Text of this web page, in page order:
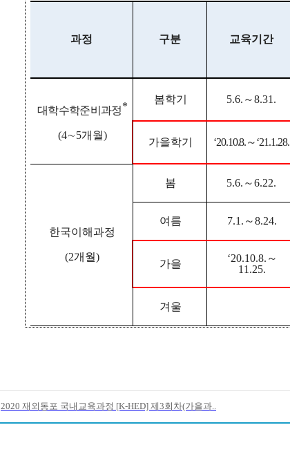
과정 구분 교육기간
대학수학준비과정*
(4∼5개월)
봄학기 5.6. ～8.31.
가을학기 ‘20.10.8.～‘21.1.28.
한국이해과정
(2개월)
봄 5.6. ～6.22.
여름 7.1. ～8.24.
가을 ‘20.10.8. ～
11.25.
겨울
2020 재외동포 국내교육과정 [K-HED] 제3회차(가을과..